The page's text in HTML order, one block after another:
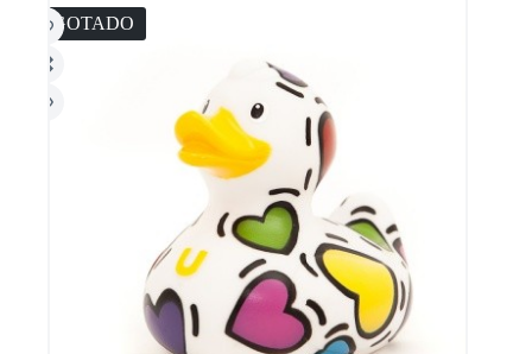
AGOTADO